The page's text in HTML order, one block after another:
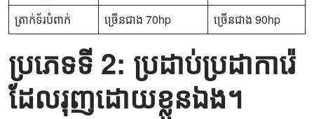
ត្រាក់ទ័របំពាក់
ច្រើនជាង 70hp ច្រើនជាង 90hp
ប្រភេទទី 2: ប្រដាប់ប្រដាការ៉េ
ដែលរុញដោយខ្លួនឯង។